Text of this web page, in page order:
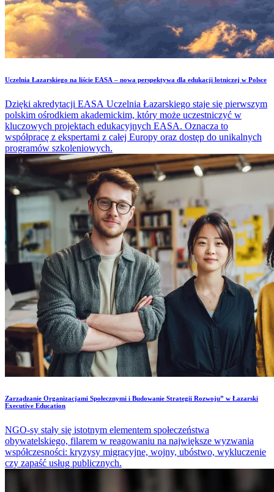
​Uczelnia Łazarskiego na liście EASA – nowa perspektywa dla edukacji lotniczej w Polsce
Dzięki akredytacji EASA Uczelnia Łazarskiego staje się pierwszym
polskim ośrodkiem akademickim, który może uczestniczyć w
kluczowych projektach edukacyjnych EASA. Oznacza to
współpracę z ekspertami z całej Europy oraz dostęp do unikalnych
programów szkoleniowych.
Zarządzanie Organizacjami Społecznymi i Budowanie Strategii Rozwoju” w Łazarski
Executive Education
NGO-sy stały się istotnym elementem społeczeństwa
obywatelskiego, filarem w reagowaniu na największe wyzwania
współczesności: kryzysy migracyjne, wojny, ubóstwo, wykluczenie
czy zapaść usług publicznych.